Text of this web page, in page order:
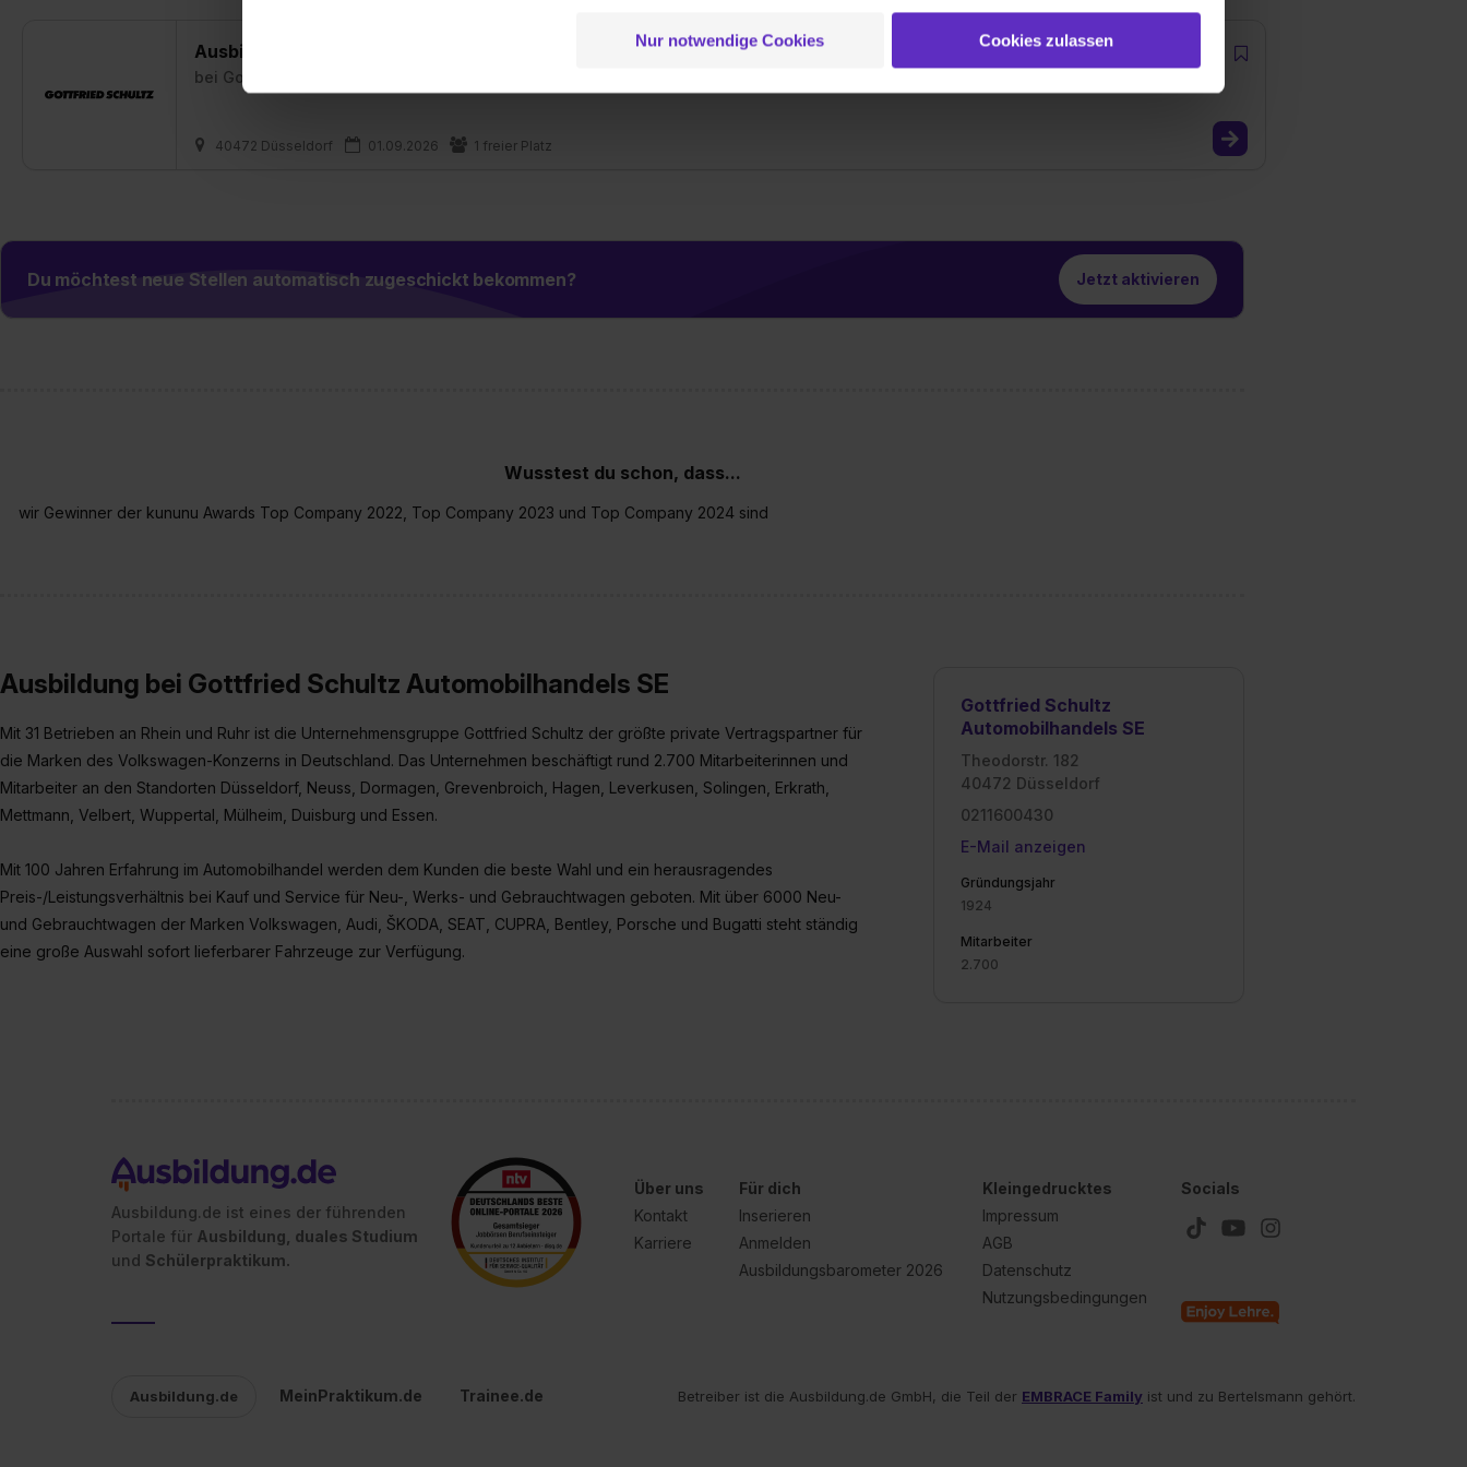
zu. . In diesem Fall sowie bei der separaten Aktivierung von „Social Media und Marketing“ bist du auch damit
einverstanden, dass dir nach Setzen der Cookies externe Inhalte (z.B. Videos oder Posts) angezeigt und hierfür
Verwendungszwecke zulassen, triff deine Auswahl über die Checkboxen und klick auf „Auswahl erlauben“. Die
jederzeit mit Wirkung für die Zukunft ganz oder teilweise über unsere Datenschutzerklärung unter dem Punkt
„Datenschutz-Einstellungen“ widerrufen. Weitere Informationen zu den einzelnen Cookies findest du durch Klick auf
„Details zeigen“. Weitere Informationen:
Nur notwendige Cookies Cookies zulassen
Ausbildung Kauffrau/-mann für Büromanagement (m/w/d)
bei Gottfried Schultz Automobilhandels SE
40472 Düsseldorf 01.09.2026 1 freier Platz
Du möchtest neue Stellen automatisch zugeschickt bekommen? Jetzt aktivieren
Wusstest du schon, dass...
wir Gewinner der kununu Awards Top Company 2022, Top Company 2023 und Top Company 2024 sind
Gottfried Schultz
Automobilhandels SE
Theodorstr. 182
40472 Düsseldorf
0211600430
E-Mail anzeigen
Gründungsjahr
1924
Mitarbeiter
2.700
Ausbildung bei Gottfried Schultz Automobilhandels SE
Mit 31 Betrieben an Rhein und Ruhr ist die Unternehmensgruppe Gottfried Schultz der größte private Vertragspartner für
die Marken des Volkswagen-Konzerns in Deutschland. Das Unternehmen beschäftigt rund 2.700 Mitarbeiterinnen und
Mitarbeiter an den Standorten Düsseldorf, Neuss, Dormagen, Grevenbroich, Hagen, Leverkusen, Solingen, Erkrath,
Mettmann, Velbert, Wuppertal, Mülheim, Duisburg und Essen.
Mit 100 Jahren Erfahrung im Automobilhandel werden dem Kunden die beste Wahl und ein herausragendes
Preis-/Leistungsverhältnis bei Kauf und Service für Neu-, Werks- und Gebrauchtwagen geboten. Mit über 6000 Neu-
und Gebrauchtwagen der Marken Volkswagen, Audi, ŠKODA, SEAT, CUPRA, Bentley, Porsche und Bugatti steht ständig
eine große Auswahl sofort lieferbarer Fahrzeuge zur Verfügung.
Ausbildung.de ist eines der führenden
Portale für Ausbildung, duales Studium
und Schülerpraktikum.
Über uns
Kontakt
Karriere
Für dich
Inserieren
Anmelden
Ausbildungsbarometer 2026
Kleingedrucktes
Impressum
AGB
Datenschutz
Nutzungsbedingungen
Socials
Ausbildung.de MeinPraktikum.de Trainee.de Betreiber ist die Ausbildung.de GmbH, die Teil der EMBRACE Family ist und zu Bertelsmann gehört.